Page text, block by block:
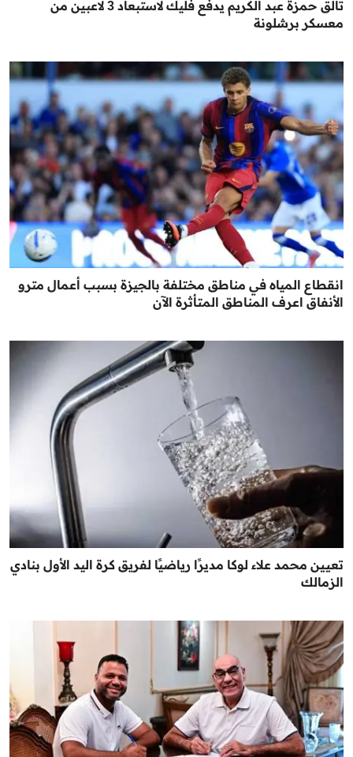
تألق حمزة عبد الكريم يدفع فليك لاستبعاد 3 لاعبين من
معسكر برشلونة
انقطاع المياه في مناطق مختلفة بالجيزة بسبب أعمال مترو
الأنفاق اعرف المناطق المتأثرة الآن
تعيين محمد علاء لوكا مديرًا رياضيًا لفريق كرة اليد الأول بنادي
الزمالك